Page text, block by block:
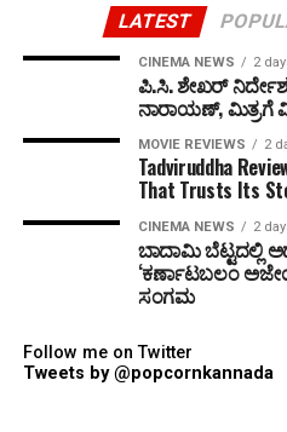
LATEST
CINEMA NEWS 2
ಪಿ.ಸಿ. ಶೇಖರ್
ನಾರಾಯಣ್, ಮಿತ್ರಗೆ
MOVIE REVIEWS 2
Tadviruddha
That Trusts Its
CINEMA NEWS 2
ಬಾದಾಮಿ ಬೆಟ್ಟದಲ್ಲಿ
‘ಕರ್ಣಾಟಬಲಂ
ಸಂಗಮ
Follow me on Twitter
Tweets by @popcornkannada